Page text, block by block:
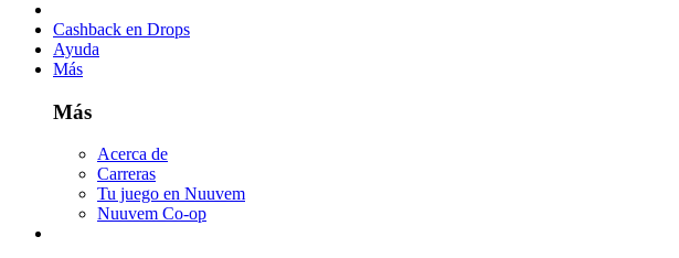
Cashback en Drops
Ayuda
Más
Más
Acerca de
Carreras
Tu juego en Nuuvem
Nuuvem Co-op